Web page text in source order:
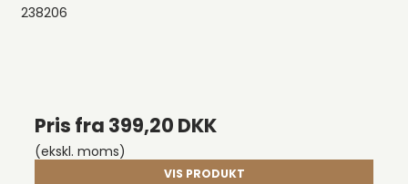
238206
Pris fra 399,20 DKK
(ekskl. moms)
VIS PRODUKT